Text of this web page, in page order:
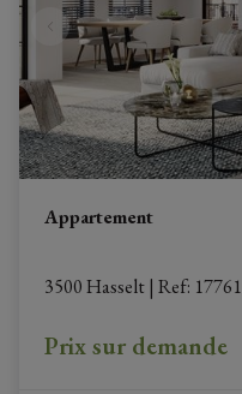
Appartement
3500 Hasselt | Ref: 17761
Prix sur demande